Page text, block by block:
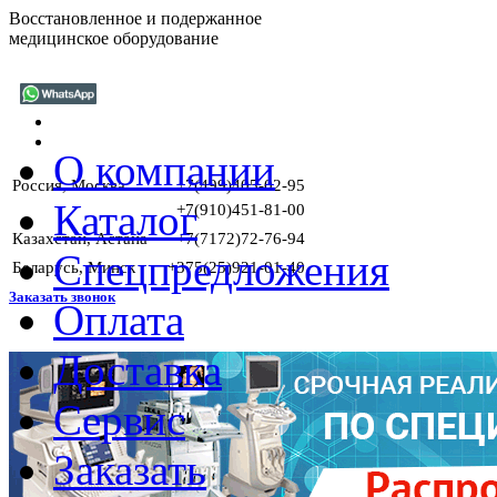
Восстановленное и подержанное
медицинское оборудование
Россия, Москва
+7(499)405-02-95
+7(910)451-81-00
Казахстан, Астана
+7(7172)72-76-94
Беларусь, Минск
+375(25)921-01-40
Заказать звонок
О компании
Каталог
Спецпредложения
Оплата
Доставка
Сервис
Заказать